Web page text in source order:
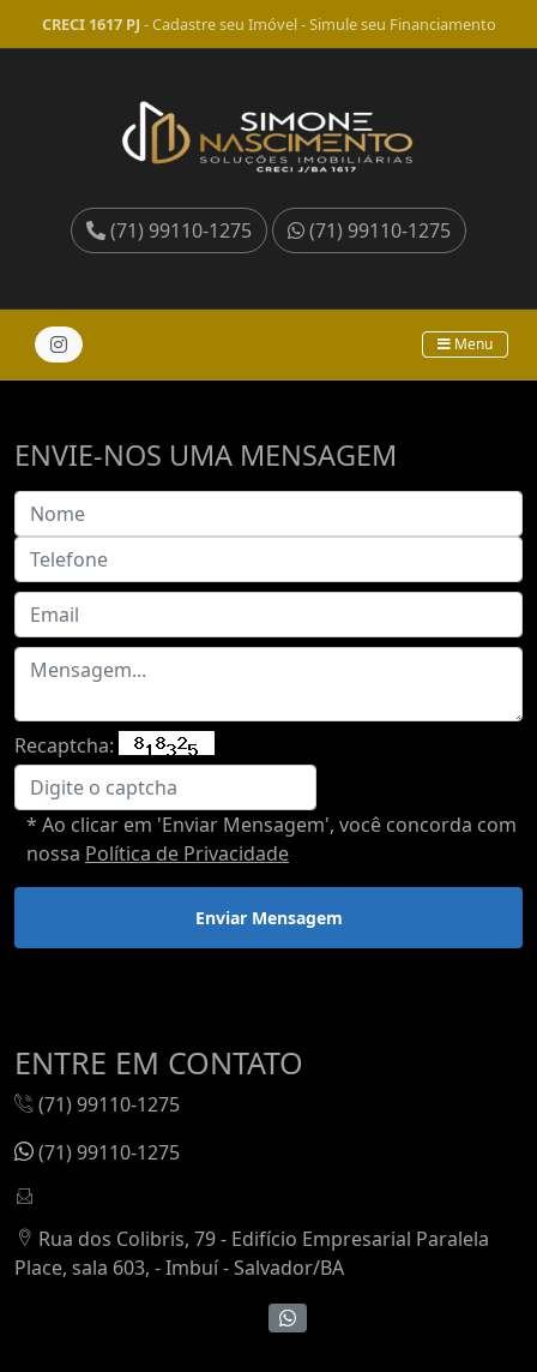
CRECI 1617 PJ -Cadastre seu Imóvel-Simule seu Financiamento
(71) 99110-1275 (71) 99110-1275
Menu
ENVIE-NOS UMA MENSAGEM
Recaptcha:
* Ao clicar em 'Enviar Mensagem', você concorda com
nossa Política de Privacidade
Enviar Mensagem
ENTRE EM CONTATO
(71) 99110-1275
(71) 99110-1275
Rua dos Colibris, 79 - Edifício Empresarial Paralela
Place, sala 603, - Imbuí - Salvador/BA